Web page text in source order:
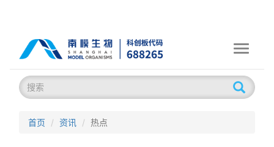
Toggle
首页 资讯 热点